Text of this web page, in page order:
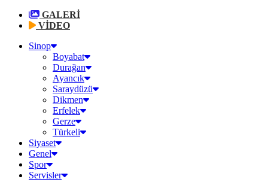
GALERİ
VİDEO
Sinop
Boyabat
Durağan
Ayancık
Saraydüzü
Dikmen
Erfelek
Gerze
Türkeli
Siyaset
Genel
Spor
Servisler